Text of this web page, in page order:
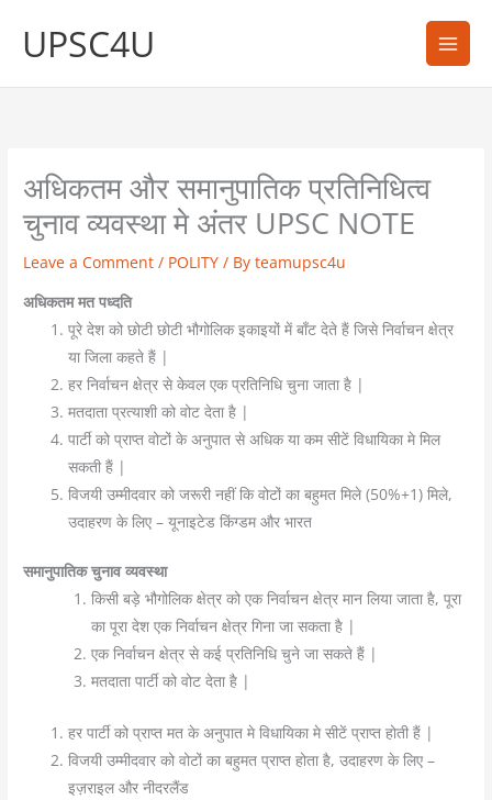
UPSC4U
अधिकतम और समानुपातिक प्रतिनिधित्व
चुनाव व्यवस्था मे अंतर UPSC NOTE
Leave a Comment / POLITY / Byteamupsc4u
अधिकतम मत पध्दति
पूरे देश को छोटी छोटी भौगोलिक इकाइयों में बाँट देते हैं जिसे निर्वाचन क्षेत्र
या जिला कहते हैं |
हर निर्वाचन क्षेत्र से केवल एक प्रतिनिधि चुना जाता है |
मतदाता प्रत्याशी को वोट देता है |
पार्टी को प्राप्त वोटों के अनुपात से अधिक या कम सीटें विधायिका मे मिल
सकती हैं |
विजयी उम्मीदवार को जरूरी नहीं कि वोटों का बहुमत मिले (50%+1) मिले,
उदाहरण के लिए – यूनाइटेड किंग्डम और भारत
समानुपातिक चुनाव व्यवस्था
किसी बड़े भौगोलिक क्षेत्र को एक निर्वाचन क्षेत्र मान लिया जाता है, पूरा
का पूरा देश एक निर्वाचन क्षेत्र गिना जा सकता है |
एक निर्वाचन क्षेत्र से कई प्रतिनिधि चुने जा सकते हैं |
मतदाता पार्टी को वोट देता है |
हर पार्टी को प्राप्त मत के अनुपात मे विधायिका मे सीटें प्राप्त होती हैं |
विजयी उम्मीदवार को वोटों का बहुमत प्राप्त होता है, उदाहरण के लिए –
इज़राइल और नीदरलैंड